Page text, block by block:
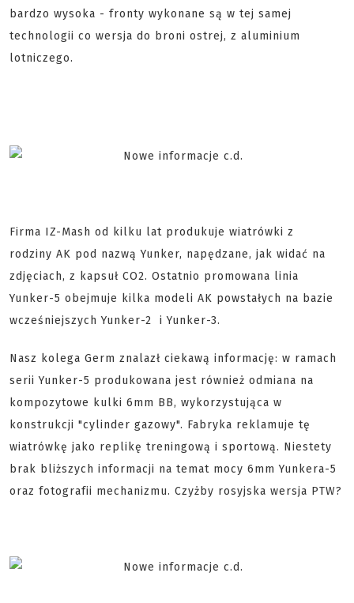
bardzo wysoka - fronty wykonane są w tej samej
technologii co wersja do broni ostrej, z aluminium
lotniczego.
Firma IZ-Mash od kilku lat produkuje wiatrówki z
rodziny AK pod nazwą Yunker, napędzane, jak widać na
zdjęciach, z kapsuł CO2. Ostatnio promowana linia
Yunker-5 obejmuje kilka modeli AK powstałych na bazie
wcześniejszych Yunker-2 i Yunker-3.
Nasz kolega Germ znalazł ciekawą informację: w ramach
serii Yunker-5 produkowana jest również odmiana na
kompozytowe kulki 6mm BB, wykorzystująca w
konstrukcji "cylinder gazowy". Fabryka reklamuje tę
wiatrówkę jako replikę treningową i sportową. Niestety
brak bliższych informacji na temat mocy 6mm Yunkera-5
oraz fotografii mechanizmu. Czyżby rosyjska wersja PTW?